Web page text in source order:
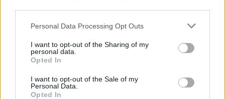
Please note that this website/app uses one or more Google
not limited to your visit or usage behaviour. You may click to
grant or deny consent to Google and its third-party tags to
use your data for below specified purposes in below Google
consent section.
Personal Data Processing Opt Outs
I want to opt-out of the Sharing of my
personal data.
Opted In
I want to opt-out of the Sale of my
Personal Data.
Opted In
A garázsból az Arénáig – így ünnepelte 20 évét a
A BSW telt házas Arénakoncerttel ünnepelte 20 évét –
barátság, nosztalgia és ikonikus pillanatok a színpadon.